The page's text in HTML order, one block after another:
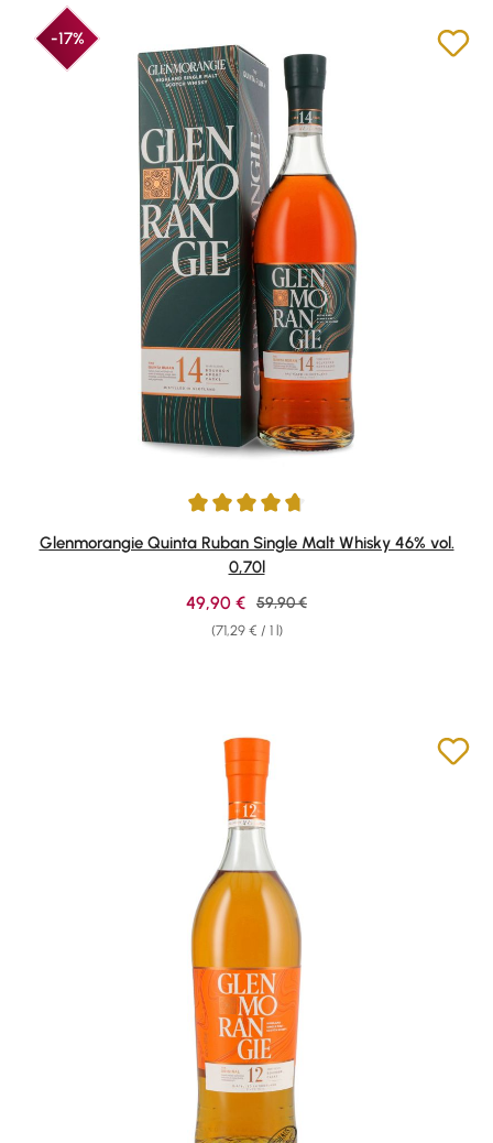
-17%
Average rating of 4.84 out of 5 stars
Glenmorangie Quinta Ruban Single Malt Whisky 46% vol.
0,70l
(71,29 € / 1 l)
Sale price:
49,90 € Regular price:
59,90 €